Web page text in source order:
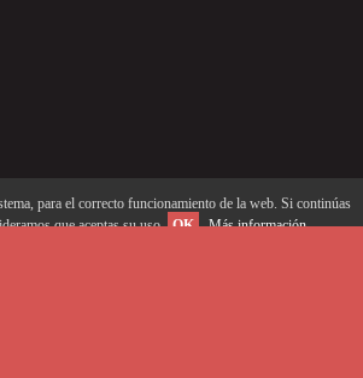
para el correcto funcionamiento de la web. Si continúas
que aceptas su uso. OK Más información